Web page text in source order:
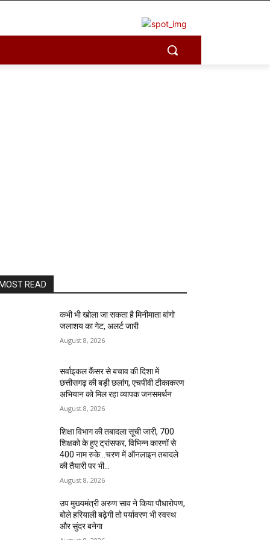
MOST READ
कभी भी खोला जा सकता है मिनीमाता बांगो
जलाशय का गेट, अलर्ट जारी
August 8, 2026
सर्वाइकल कैंसर से बचाव की दिशा में
छत्तीसगढ़ की बड़ी छलांग, एचपीवी टीकाकरण
अभियान को मिल रहा व्यापक जनसमर्थन
August 8, 2026
शिक्षा विभाग की तबादला सूची जारी, 700
शिक्षको के हुए ट्रांसफर, विभिन्न कारणों से
400 नाम रुके…चरण में ऑनलाइन तबादले
की तैयारी पर भी...
August 8, 2026
उप मुख्यमंत्री अरुण साव ने किया पौधारोपण,
बोले हरियाली बढ़ेगी तो पर्यावरण भी स्वस्थ
और सुंदर बनेगा